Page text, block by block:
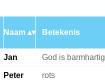
Naam Betekenis
Jan God is barmhartig
Peter rots